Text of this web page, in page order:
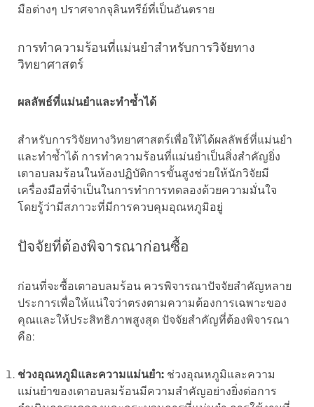
มือต่างๆ ปราศจากจุลินทรีย์ที่เป็นอันตราย
การทำความร้อนที่แม่นยำสำหรับการวิจัยทาง
วิทยาศาสตร์
ผลลัพธ์ที่แม่นยำและทำซ้ำได้
สำหรับการวิจัยทางวิทยาศาสตร์เพื่อให้ได้ผลลัพธ์ที่แม่นยำ
และทำซ้ำได้ การทำความร้อนที่แม่นยำเป็นสิ่งสำคัญยิ่ง
เตาอบลมร้อนในห้องปฏิบัติการขั้นสูงช่วยให้นักวิจัยมี
เครื่องมือที่จำเป็นในการทำการทดลองด้วยความมั่นใจ
โดยรู้ว่ามีสภาวะที่มีการควบคุมอุณหภูมิอยู่
ปัจจัยที่ต้องพิจารณาก่อนซื้อ
ก่อนที่จะซื้อเตาอบลมร้อน ควรพิจารณาปัจจัยสำคัญหลาย
ประการเพื่อให้แน่ใจว่าตรงตามความต้องการเฉพาะของ
คุณและให้ประสิทธิภาพสูงสุด ปัจจัยสำคัญที่ต้องพิจารณา
คือ:
ช่วงอุณหภูมิและความแม่นยำ: ช่วงอุณหภูมิและความ
แม่นยำของเตาอบลมร้อนมีความสำคัญอย่างยิ่งต่อการ